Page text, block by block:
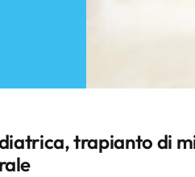
trapianto di